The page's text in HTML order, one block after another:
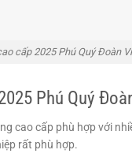
cấp 2025 Phú Quý Đoàn
Phú Quý
cao cấp phù hợp với
rất phù hợp.